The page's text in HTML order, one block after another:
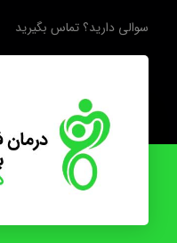
سوالی دارید؟ تماس بگیرید